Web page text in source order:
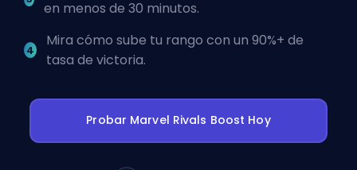
en menos de 30 minutos.
Mira cómo sube tu rango con un 90%+ de
tasa de victoria.
Probar Marvel Rivals Boost Hoy